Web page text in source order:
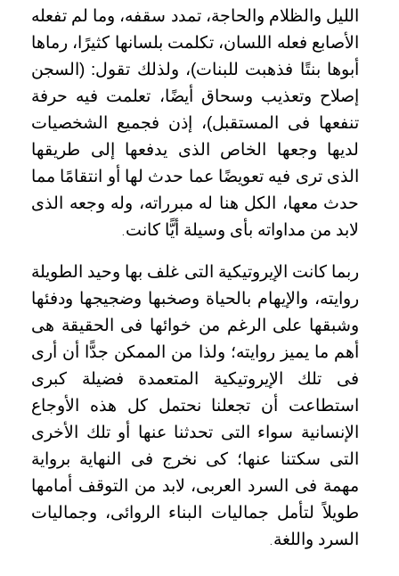
الليل والظلام والحاجة، تمدد سقفه، وما لم تفعله
الأصابع فعله اللسان، تكلمت بلسانها كثيرًا، رماها
أبوها بنتًا فذهبت للبنات)، ولذلك تقول: (السجن
إصلاح وتعذيب وسحاق أيضًا، تعلمت فيه حرفة
تنفعها فى المستقبل)، إذن فجميع الشخصيات
لديها وجعها الخاص الذى يدفعها إلى طريقها
الذى ترى فيه تعويضًا عما حدث لها أو انتقامًا مما
حدث معها، الكل هنا له مبرراته، وله وجعه الذى
لابد من مداواته بأى وسيلة أيًّا كانت.
ربما كانت الإيروتيكية التى غلف بها وحيد الطويلة
روايته، والإيهام بالحياة وصخبها وضجيجها ودفئها
وشبقها على الرغم من خوائها فى الحقيقة هى
أهم ما يميز روايته؛ ولذا من الممكن جدًّا أن أرى
فى تلك الإيروتيكية المتعمدة فضيلة كبرى
استطاعت أن تجعلنا نحتمل كل هذه الأوجاع
الإنسانية سواء التى تحدثنا عنها أو تلك الأخرى
التى سكتنا عنها؛ كى نخرج فى النهاية برواية
مهمة فى السرد العربى، لابد من التوقف أمامها
طويلاً لتأمل جماليات البناء الروائى، وجماليات
السرد واللغة.